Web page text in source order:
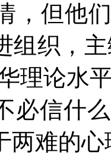
，但他
组织，
理论水
必信什
两难的